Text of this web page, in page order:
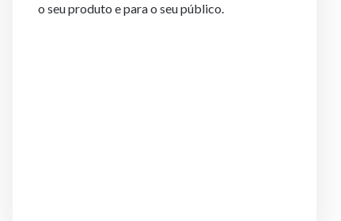
o seu produto e para o seu público.